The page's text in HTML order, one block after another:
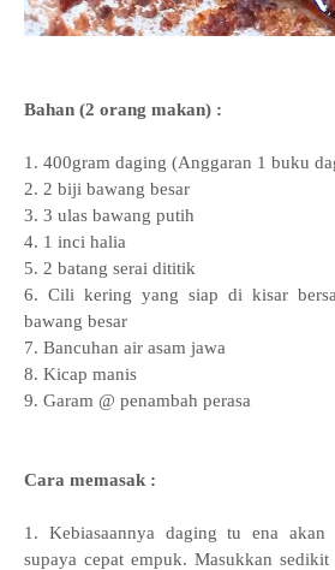
Bahan (2 orang makan) :
1. 400gram daging (Anggaran 1 buku
2. 2 biji bawang besar
3. 3 ulas bawang putih
4. 1 inci halia
5. 2 batang serai dititik
6. Cili kering yang siap di kisar
bawang besar
7. Bancuhan air asam jawa
8. Kicap manis
9. Garam @ penambah perasa
Cara memasak :
1. Kebiasaannya daging tu ena
supaya cepat empuk. Masukkan